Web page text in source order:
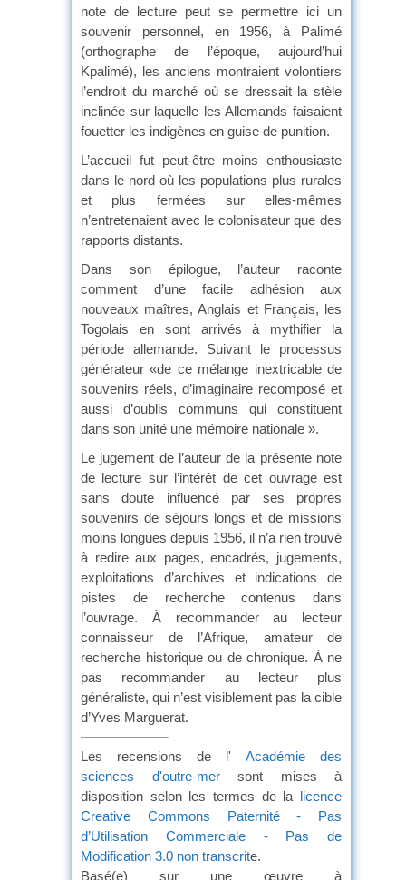
note de lecture peut se permettre ici un
souvenir personnel, en 1956, à Palimé
(orthographe de l’époque, aujourd’hui
Kpalimé), les anciens montraient volontiers
l’endroit du marché où se dressait la stèle
inclinée sur laquelle les Allemands faisaient
fouetter les indigènes en guise de punition.
L’accueil fut peut-être moins enthousiaste
dans le nord où les populations plus rurales
et plus fermées sur elles-mêmes
n’entretenaient avec le colonisateur que des
rapports distants.
Dans son épilogue, l’auteur raconte
comment d’une facile adhésion aux
nouveaux maîtres, Anglais et Français, les
Togolais en sont arrivés à mythifier la
période allemande. Suivant le processus
générateur «de ce mélange inextricable de
souvenirs réels, d’imaginaire recomposé et
aussi d’oublis communs qui constituent
dans son unité une mémoire nationale ».
Le jugement de l’auteur de la présente note
de lecture sur l’intérêt de cet ouvrage est
sans doute influencé par ses propres
souvenirs de séjours longs et de missions
moins longues depuis 1956, il n’a rien trouvé
à redire aux pages, encadrés, jugements,
exploitations d’archives et indications de
pistes de recherche contenus dans
l’ouvrage. À recommander au lecteur
connaisseur de l’Afrique, amateur de
recherche historique ou de chronique. À ne
pas recommander au lecteur plus
généraliste, qui n’est visiblement pas la cible
d’Yves Marguerat.
Les recensions de l' Académie des
sciences d'outre-mersont mises à
disposition selon les termes de la licence
Creative Commons Paternité - Pas
d’Utilisation Commerciale - Pas de
Modification 3.0 non transcrite.
Basé(e) sur une œuvre à